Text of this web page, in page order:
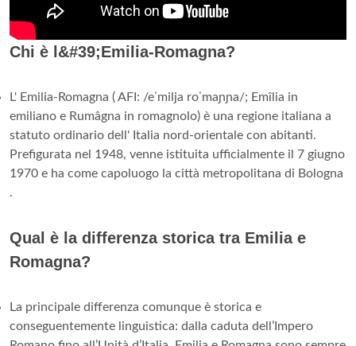
Chi è l&#39;Emilia-Romagna?
L' Emilia-Romagna ( AFI: /eˈmilja roˈmaɲɲa/; Emîlia in
emiliano e Rumâgna in romagnolo) è una regione italiana a
statuto ordinario dell' Italia nord-orientale con abitanti.
Prefigurata nel 1948, venne istituita ufficialmente il 7 giugno
1970 e ha come capoluogo la città metropolitana di Bologna
.
Qual è la differenza storica tra Emilia e
Romagna?
La principale differenza comunque è storica e
conseguentemente linguistica: dalla caduta dell’Impero